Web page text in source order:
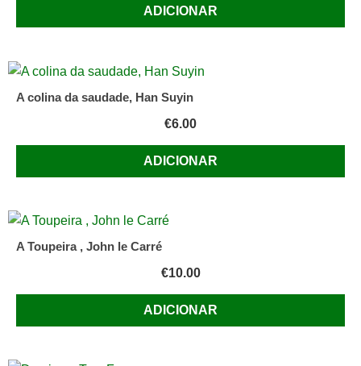
ADICIONAR
A colina da saudade, Han Suyin
€6.00
ADICIONAR
A Toupeira , John le Carré
€10.00
ADICIONAR